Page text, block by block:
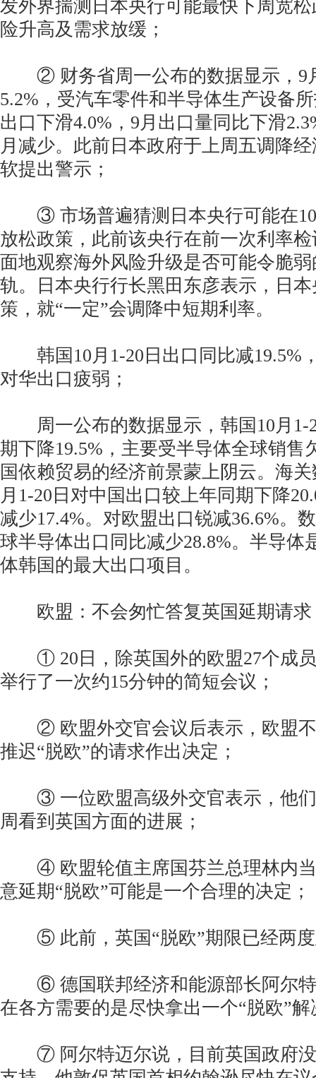
发外界揣测日本央行可能最快下周宽
险升高及需求放缓；
② 财务省周一公布的数据显示，9
5.2%，受汽车零件和半导体生产设备
出口下滑4.0%，9月出口量同比下滑
月减少。此前日本政府于上周五调降
软提出警示；
③ 市场普遍猜测日本央行可能在10
放松政策，此前该央行在前一次利率
面地观察海外风险升级是否可能令脆
轨。日本央行行长黑田东彦表示，日
策，就“一定”会调降中短期利率。
韩国10月1-20日出口同比减19.5%
对华出口疲弱；
周一公布的数据显示，韩国10月1-
期下降19.5%，主要受半导体全球销售
国依赖贸易的经济前景蒙上阴云。海
月1-20日对中国出口较上年同期下降
减少17.4%。对欧盟出口锐减36.6%。
球半导体出口同比减少28.8%。半导体
体韩国的最大出口项目。
欧盟：不会匆忙答复英国延期请求
① 20日，除英国外的欧盟27个成员
举行了一次约15分钟的简短会议；
② 欧盟外交官会议后表示，欧盟不
推迟“脱欧”的请求作出决定；
③ 一位欧盟高级外交官表示，他们
周看到英国方面的进展；
④ 欧盟轮值主席国芬兰总理林内当
意延期“脱欧”可能是一个合理的决定；
⑤ 此前，英国“脱欧”期限已经两度
⑥ 德国联邦经济和能源部长阿尔特
在各方需要的是尽快拿出一个“脱欧”
⑦ 阿尔特迈尔说，目前英国政府没